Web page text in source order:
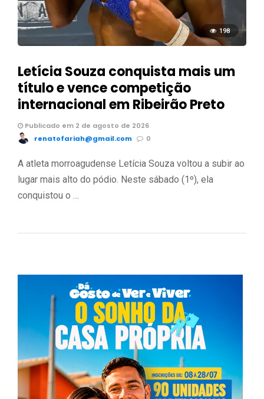
198
Letícia Souza conquista mais um
título e vence competição
internacional em Ribeirão Preto
Publicado em 2 de agosto de 2026
renatofariah@gmail.com
0
A atleta morroagudense Letícia Souza voltou a subir ao
lugar mais alto do pódio. Neste sábado (1º), ela
conquistou o …